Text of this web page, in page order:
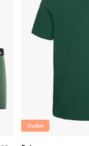
Outlet